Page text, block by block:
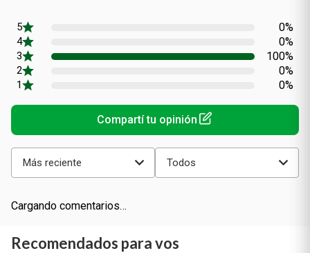
0%
0%
100%
0%
0%
Más reciente Todos
Cargando comentarios…
Recomendados para vos